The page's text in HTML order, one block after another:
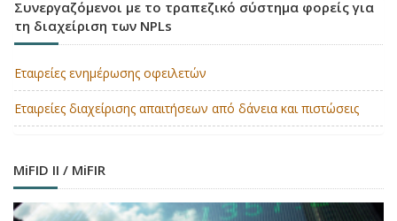
Συνεργαζόμενοι με το τραπεζικό σύστημα φορείς για
τη διαχείριση των NPLs
Εταιρείες ενημέρωσης οφειλετών
Εταιρείες διαχείρισης απαιτήσεων από δάνεια και πιστώσεις
MiFID II / MiFIR